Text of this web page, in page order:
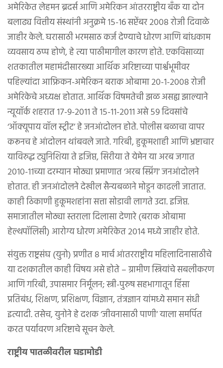
अमेरिकेत लेहमन ब्रदर्स आणि अमेरिकन आंतरराष्ट्रीय बँक या दोन
बलाढ्य वित्तीय संस्थांनी अनुक्रमे १५-१६ सप्टेंबर २००८ रोजी दिवाळे
जाहीर केले. घरासाठी भरमसाठ कर्ज देण्याचे धोरण आणि बांधकाम
व्यवसाय ठप्प होणे, हे त्या पाठीमागील कारण होते. एकविसाव्या
शतकातील महामंदीसारख्या आर्थिक अरिष्टाच्या पार्श्वभूमीवर
पहिल्यांदा आफ्रिकन-अमेरिकन बराक ओबामा २०-१-२००८ रोजी
अमेरिकेचे अध्यक्ष होतात. आर्थिक विषमतेची झळ असह्य झाल्याने
न्यूयॉर्क शहरात १७-९-२०११ ते १५-११-२०११ असे ५९ दिवसांचे
‘ऑक्यूपाय वॉल स्ट्रीट’ हे जनआंदोलन होते. पोलीस बळाचा वापर
करूनच हे आंदोलन थांबवले जाते. गरिबी, हुकूमशाही आणि भ्रष्टाचार
याविरुद्ध ट्युनिशिया ते इजिप्त, सिरीया ते येमेन या अरब जगात
२०१०-११च्या दरम्यान मोठ्या प्रमाणात ‘अरब स्प्रिंग’ जनआंदोलने
होतात. ही जनआंदोलने देखील सैन्यबळाने मोडून काढली जातात.
काही ठिकाणी हुकूमशहांना सत्ता सोडावी लागते उदा. इजिप्त.
समाजातील मोठ्या स्तराला दिलासा देणारे (बराक ओबामा
हेल्थपॉलिसी) आरोग्य धोरण अमेरिकेत २०१४ मध्ये जाहीर होते.
संयुक्त राष्ट्रसंघ (युनो) प्रणीत ८ मार्च आंतरराष्ट्रीय महिलादिनासाठीचे
या दशकातील काही विषय असे होते – ग्रामीण स्त्रियांचे सबलीकरण
आणि गरिबी, उपासमार निर्मूलन; स्त्री-पुरुष सहभागातून हिंसा
प्रतिबंध, शिक्षण, प्रशिक्षण, विज्ञान, तंत्रज्ञान यांमध्ये समान संधी
इत्यादी. तसेच, युनोने हे दशक ‘जीवनासाठी पाणी’ याला समर्पित
करत पर्यावरण अरिष्टाचे सूचन केले.
राष्ट्रीय पातळीवरील घडामोडी